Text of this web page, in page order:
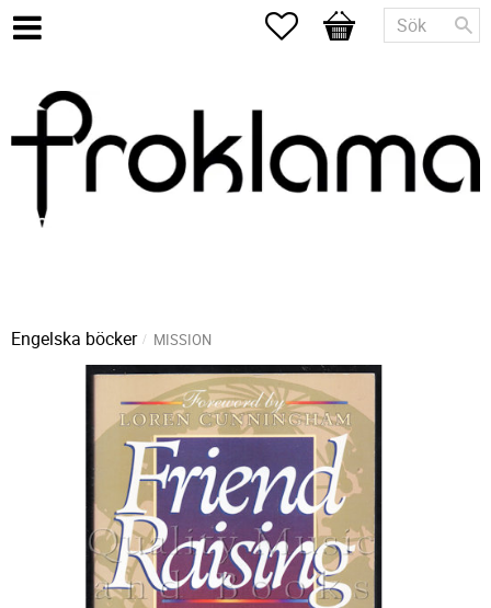
Favoriter
Kundvagn
Engelska böcker MISSION